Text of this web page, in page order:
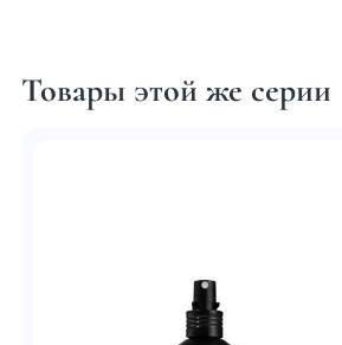
Товары этой же серии